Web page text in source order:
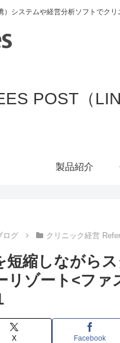
システムや経営分析ソフトでク
製品紹介
ログ クリニック経営
短縮しながら
リゾート<ファ
X Facebook